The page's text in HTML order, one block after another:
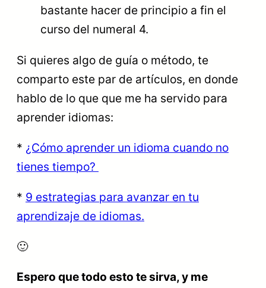
bastante hacer de principio a fin el
curso del numeral 4.
Si quieres algo de guía o método, te
comparto este par de artículos, en donde
hablo de lo que que me ha servido para
aprender idiomas:
* ¿Cómo aprender un idioma cuando no
tienes tiempo?
* 9 estrategias para avanzar en tu
aprendizaje de idiomas.
🙂
Espero que todo esto te sirva, y me